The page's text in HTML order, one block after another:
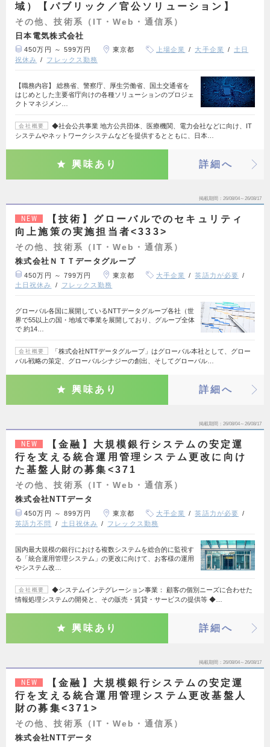
域）【パブリック／官公ソリューション】
その他、技術系（IT・Web・通信系）
日本電気株式会社
450万円 ～ 599万円 東京都 上場企業 大手企業
土日
祝休み
フレックス勤務
【職務内容】 総務省、警察庁、厚生労働省、国土交通省を
はじめとした主要省庁向けの各種ソリューションのプロジェ
クトマネジメン…
会社概要
◆社会公共事業 地方公共団体、医療機関、電力会社などに向け、IT
システムやネットワークシステムなどを提供するとともに、日本…
興味あり 詳細へ
掲載期間 26/08/04～26/08/17
NEW
【技術】グローバルでのセキュリティ
向上施策の実施担当者<333>
その他、技術系（IT・Web・通信系）
株式会社ＮＴＴデータグループ
450万円 ～ 799万円 東京都 大手企業
英語力が必要
土日祝休み
フレックス勤務
グローバル各国に展開しているNTTデータグループ各社（世
界で55以上の国・地域で事業を展開しており、グループ全体
で 約14…
会社概要
「株式会社NTTデータグループ」はグローバル本社として、グロー
バル戦略の策定、グローバルシナジーの創出、そしてグローバル…
興味あり 詳細へ
掲載期間 26/08/04～26/08/17
NEW
【金融】大規模銀行システムの安定運
行を支える統合運用管理システム更改に向け
た基盤人財の募集<371
その他、技術系（IT・Web・通信系）
株式会社NTTデータ
450万円 ～ 899万円 東京都 大手企業
英語力が必要
英語力不問
土日祝休み フレックス勤務
国内最大規模の銀行における複数システムを総合的に監視す
る「統合運用管理システム」の更改に向けて、お客様の運用
やシステム改…
会社概要
◆システムインテグレーション事業： 顧客の個別ニーズに合わせた
情報処理システムの開発と、その販売・賃貸・サービスの提供等 ◆…
興味あり 詳細へ
掲載期間 26/08/04～26/08/17
NEW
【金融】大規模銀行システムの安定運
行を支える統合運用管理システム更改基盤人
財の募集<371>
その他、技術系（IT・Web・通信系）
株式会社NTTデータ